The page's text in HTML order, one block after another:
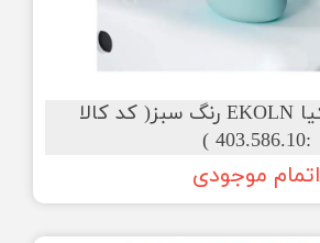
جامسواکی ایکیا EKOLN رنگ سبز( کد کالا
:403.586.10 )
اتمام موجودی